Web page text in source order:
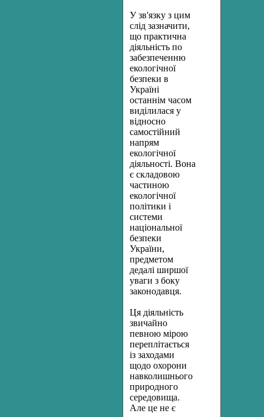
У зв'язку з цим
слід зазначити,
що практична
діяльність по
забез­печенню
екологічної
безпеки в
Україні
останнім часом
виділилася у
відносно
самостійний
напрям
екологічної
діяльності. Вона
є скла­довою
частиною
екологічної
політики і
системи
національної
без­пеки
України,
предметом
дедалі ширшої
уваги з боку
законодавця.
Ця діяльність
звичайно
певною мірою
переплітається
із захода­ми
щодо охорони
навколишнього
природного
середовища.
Але це не є